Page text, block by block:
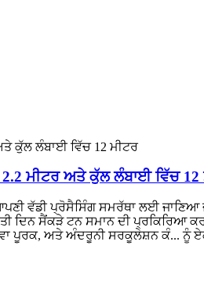
ਮੀਟਰ ਅਤੇ ਕੁੱਲ ਲੰਬਾਈ ਵਿੱਚ 12
ਵੱਡੀ ਪ੍ਰੋਸੈਸਿੰਗ ਸਮਰੱਥਾ ਲਈ
ਦਿਨ ਸੈਂਕੜੇ ਟਨ ਸਮਾਨ ਦੀ ਪ੍ਰਕਿਰਿਆ
ਪੂਰਕ, ਅਤੇ ਅੰਦਰੂਨੀ ਸਰਕੂਲੇਸ਼ਨ ਕੰ... ਨੂੰ